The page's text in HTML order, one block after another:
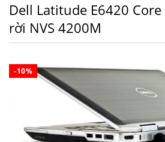
Dell Latitude E6420
rời NVS 4200M
-10%